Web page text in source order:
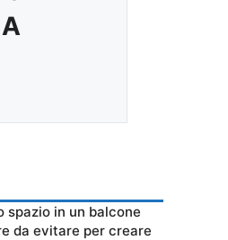
spazio in un balcone
da evitare per creare